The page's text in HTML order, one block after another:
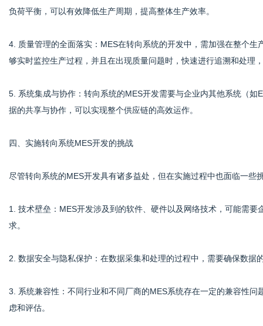
负荷平衡，可以有效降低生产周期，提高整体生产效率。
4. 质量管理的全面落实：MES在转向系统的开发中，需加强在整个
够实时监控生产过程，并且在出现质量问题时，快速进行追溯和处理
5. 系统集成与协作：转向系统的MES开发需要与企业内其他系统（
据的共享与协作，可以实现整个供应链的高效运作。
四、实施转向系统MES开发的挑战
尽管转向系统的MES开发具有诸多益处，但在实施过程中也面临一些
1. 技术壁垒：MES开发涉及到的软件、硬件以及网络技术，可能需
求。
2. 数据安全与隐私保护：在数据采集和处理的过程中，需要确保数据
3. 系统兼容性：不同行业和不同厂商的MES系统存在一定的兼容性
虑和评估。